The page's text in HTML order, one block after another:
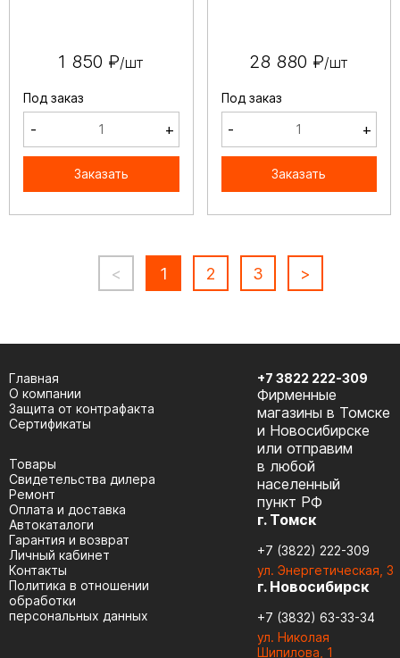
1 850 ₽/шт
Под заказ
- +
Заказать
28 880 ₽/шт
Под заказ
- +
Заказать
< 1 2 3 >
Главная
О компании
Защита от контрафакта
Сертификаты
Товары
Cвидетельства дилера
Ремонт
Оплата и доставка
Автокаталоги
Гарантия и возврат
Личный кабинет
Контакты
Политика в отношении
обработки
персональных данных
+7 3822 222-309
Фирменные
магазины в Томске
и Новосибирске
или отправим
в любой
населенный
пункт РФ
г. Томск
+7 (3822) 222-309
ул. Энергетическая, 3
г. Новосибирск
+7 (3832) 63-33-34
ул. Николая
Шипилова, 1